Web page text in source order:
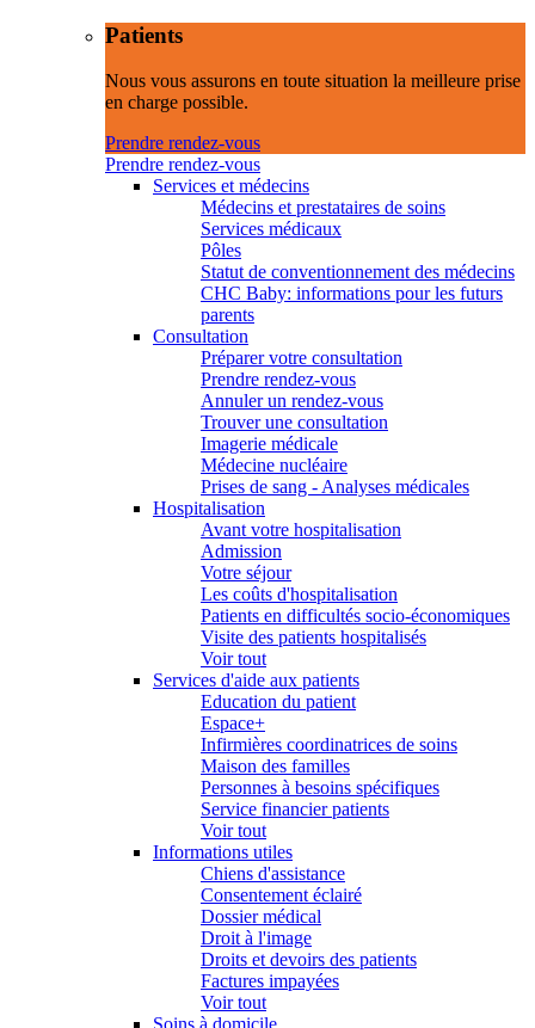
Patients
Nous vous assurons en toute situation la meilleure prise
en charge possible.
Prendre rendez-vous
Prendre rendez-vous
Services et médecins
Médecins et prestataires de soins
Services médicaux
Pôles
Statut de conventionnement des médecins
CHC Baby: informations pour les futurs
parents
Consultation
Préparer votre consultation
Prendre rendez-vous
Annuler un rendez-vous
Trouver une consultation
Imagerie médicale
Médecine nucléaire
Prises de sang - Analyses médicales
Hospitalisation
Avant votre hospitalisation
Admission
Votre séjour
Les coûts d'hospitalisation
Patients en difficultés socio-économiques
Visite des patients hospitalisés
Voir tout
Services d'aide aux patients
Education du patient
Espace+
Infirmières coordinatrices de soins
Maison des familles
Personnes à besoins spécifiques
Service financier patients
Voir tout
Informations utiles
Chiens d'assistance
Consentement éclairé
Dossier médical
Droit à l'image
Droits et devoirs des patients
Factures impayées
Voir tout